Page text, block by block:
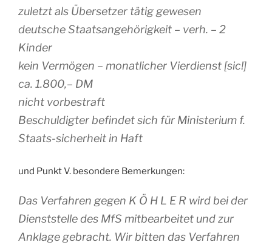
zuletzt als Übersetzer tätig gewesen
deutsche Staatsangehörigkeit – verh. – 2
Kinder
kein Vermögen – monatlicher Vierdienst [sic!]
ca. 1.800,– DM
nicht vorbestraft
Beschuldigter befindet sich für Ministerium f.
Staats-sicherheit in Haft
und Punkt V. besondere Bemerkungen:
Das Verfahren gegen K Ö H L E R wird bei der
Dienststelle des MfS mitbearbeitet und zur
Anklage gebracht. Wir bitten das Verfahren